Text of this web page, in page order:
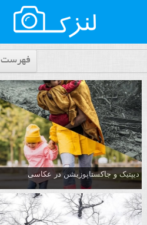
فهرست
دیپتیک و جاکستا‌پوزیشن در عکاسی